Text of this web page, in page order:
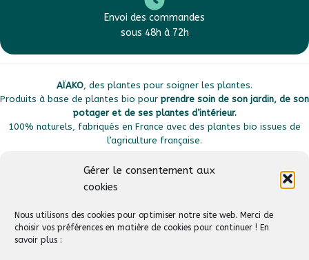
Gérer le consentement aux
cookies
Nous utilisons des cookies pour optimiser notre site web. Merci de
choisir vos préférences en matière de cookies pour continuer ! En
savoir plus :
Envoi des commandes
sous 48h à 72h
AÏAKO , des plantes pour soigner les plantes.
Produits à base de plantes bio pour prendre soin de son jardin, de son
potager et de ses plantes d’intérieur.
100% naturels, fabriqués en France avec des plantes bio issues de
l’agriculture française.
Liens utiles
Suivez-nous